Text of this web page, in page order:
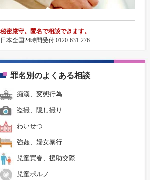
秘密厳守。匿名で相談できます。
日本全国24時間受付 0120-631-276
罪名別のよくある相談
痴漢、変態行為
盗撮、隠し撮り
わいせつ
強姦、婦女暴行
児童買春、援助交際
児童ポルノ